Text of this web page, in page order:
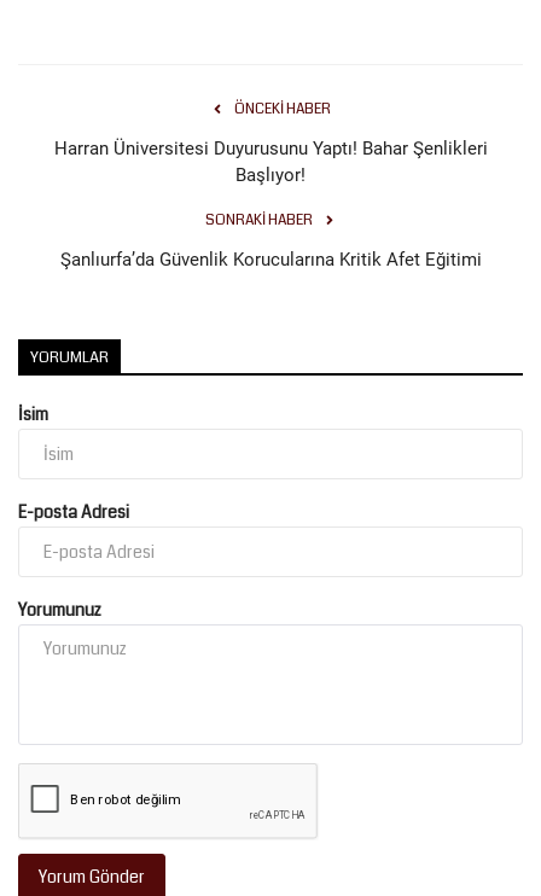
ÖNCEKI HABER
Harran Üniversitesi Duyurusunu Yaptı! Bahar Şenlikleri
Başlıyor!
SONRAKI HABER
Şanlıurfa’da Güvenlik Korucularına Kritik Afet Eğitimi
YORUMLAR
İsim
E-posta Adresi
Yorumunuz
Yorum Gönder